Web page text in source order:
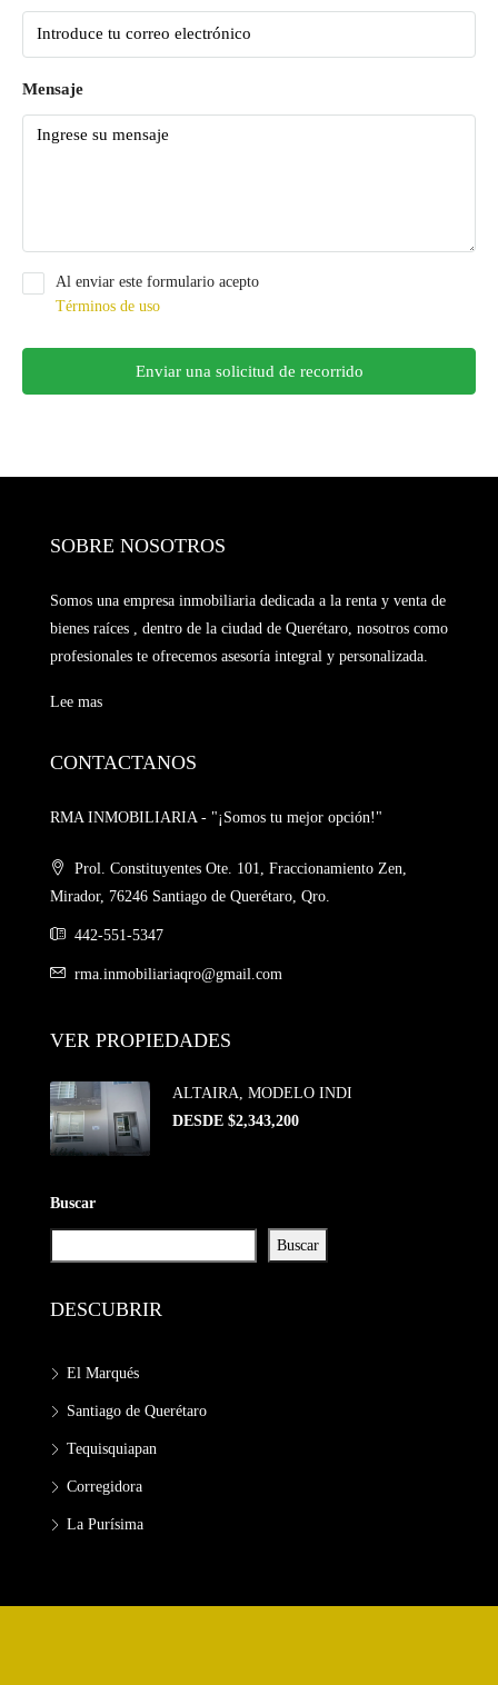
Mensaje
Al enviar este formulario acepto
Términos de uso
Enviar una solicitud de recorrido
SOBRE NOSOTROS
Somos una empresa inmobiliaria dedicada a la renta y venta de
bienes raíces , dentro de la ciudad de Querétaro, nosotros como
profesionales te ofrecemos asesoría integral y personalizada.
Lee mas
CONTACTANOS
RMA INMOBILIARIA - "¡Somos tu mejor opción!"
Prol. Constituyentes Ote. 101, Fraccionamiento Zen,
Mirador, 76246 Santiago de Querétaro, Qro.
442-551-5347
rma.inmobiliariaqro@gmail.com
VER PROPIEDADES
ALTAIRA, MODELO INDI
DESDE $2,343,200
Buscar
Buscar
DESCUBRIR
El Marqués
Santiago de Querétaro
Tequisquiapan
Corregidora
La Purísima